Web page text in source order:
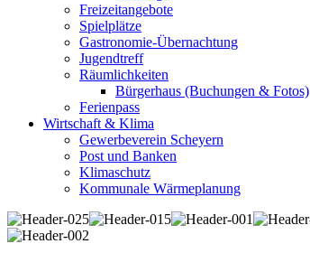
Freizeitangebote
Spielplätze
Gastronomie-Übernachtung
Jugendtreff
Räumlichkeiten
Bürgerhaus (Buchungen & Fotos)
Ferienpass
Wirtschaft & Klima
Gewerbeverein Scheyern
Post und Banken
Klimaschutz
Kommunale Wärmeplanung